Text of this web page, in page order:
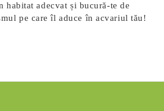
habitat adecvat și bucură-te de
pe care îl aduce în acvariul tău!